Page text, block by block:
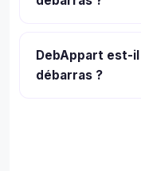
option à partir
Secours
certificat de
demande.
identifiez les
équipe les met
DebAppart est-
débarras ?